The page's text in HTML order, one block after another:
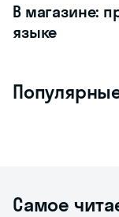
В магазине:
языке
Самое